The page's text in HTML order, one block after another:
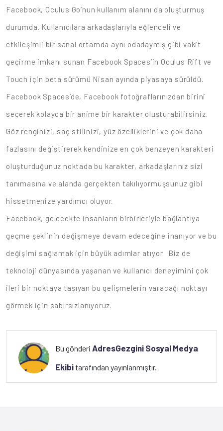
Facebook, Oculus Go’nun kullanım alanını da oluşturmuş
durumda. Kullanıcılara arkadaşlarıyla eğlenceli ve
etkileşimli bir sanal ortamda aynı odadaymış gibi vakit
geçirme imkanı sunan Facebook Spaces’in Oculus Rift ve
Touch için beta sürümü Nisan ayında piyasaya sürüldü.
Facebook Spaces’de, Facebook fotoğraflarınızdan birini
seçerek kolayca bir anime bir karakter oluşturabilirsiniz.
Göz renginizi, saç stilinizi, yüz özelliklerini ve çok daha
fazlasını değiştirerek kendinize en çok benzeyen karakteri
oluşturduğunuz noktada bu karakter, arkadaşlarınız sizi
tanımasına ve alanda gerçekten takılıyormuşsunuz gibi
hissetmenize yardımcı oluyor.
Facebook, gelecekte insanların birbirleriyle bağlantıya
geçme şeklinin değişmeye devam edeceğine inanıyor ve bu
değişimi sağlamak için büyük adımlar atıyor. Biz de
teknoloji dünyasında yaşanan ve kullanıcı deneyimini çok
ileri bir noktaya taşıyan bu gelişmelerin varacağı noktayı
görmek için sabırsızlanıyoruz.
Bu gönderiAdresGezgini Sosyal Medya
Ekibitarafından yayınlanmıştır.